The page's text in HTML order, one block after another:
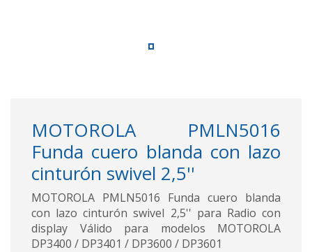
MOTOROLA PMLN5016
Funda cuero blanda con lazo
cinturón swivel 2,5''
MOTOROLA PMLN5016 Funda cuero blanda
con lazo cinturón swivel 2,5'' para Radio con
display Válido para modelos MOTOROLA
DP3400 / DP3401 / DP3600 / DP3601